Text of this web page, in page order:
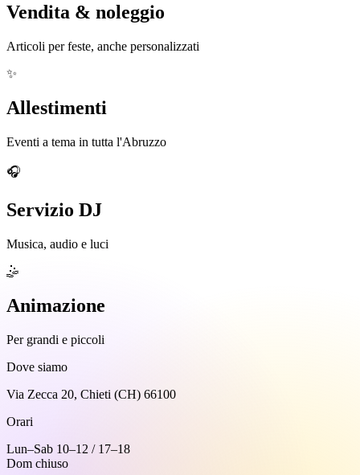
Vendita & noleggio
Articoli per feste, anche personalizzati
✨
Allestimenti
Eventi a tema in tutta l'Abruzzo
🎧
Servizio DJ
Musica, audio e luci
🤹
Animazione
Per grandi e piccoli
Dove siamo
Via Zecca 20, Chieti (CH) 66100
Orari
Lun–Sab 10–12 / 17–18
Dom chiuso